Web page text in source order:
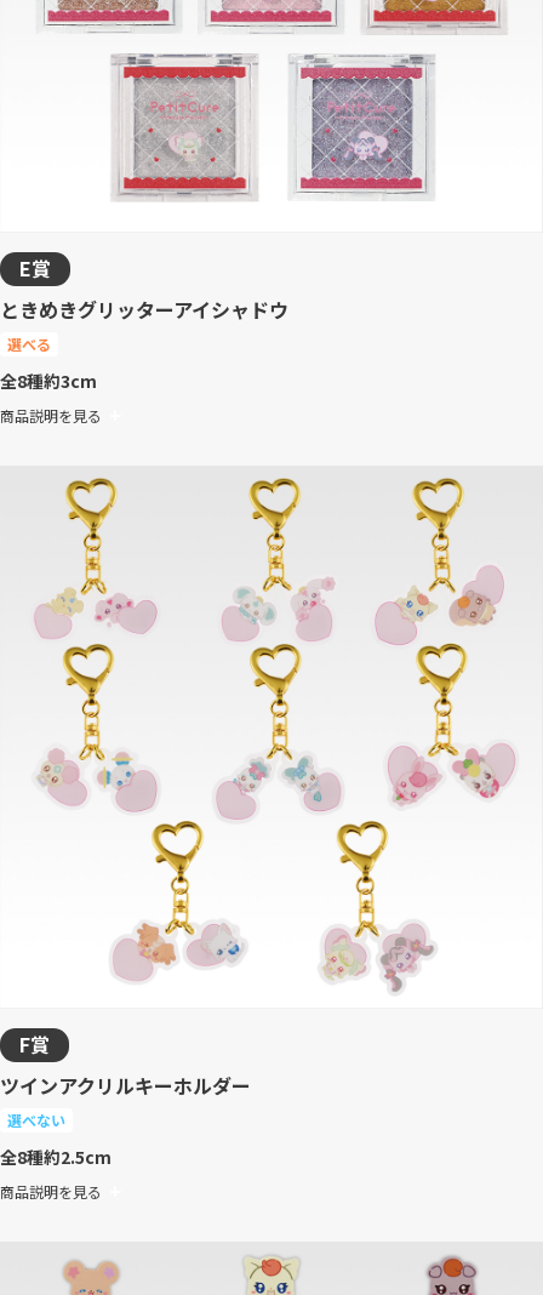
E賞
ときめきグリッターアイシャドウ
選べる
全8種約3cm
商品説明を見る
F賞
ツインアクリルキーホルダー
選べない
全8種約2.5cm
商品説明を見る